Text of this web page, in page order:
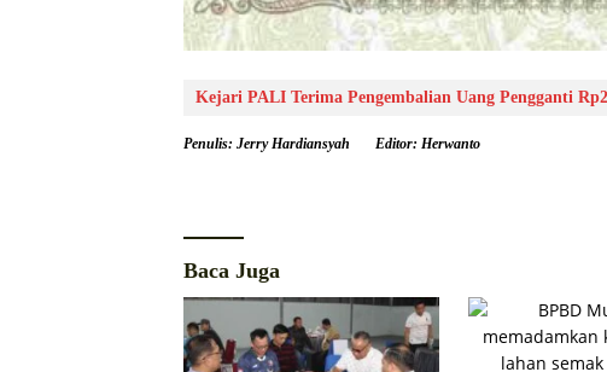
Kejari PALI Terima Pengembalian Uang Pengganti
Penulis: Jerry Hardiansyah Editor: Herwanto
Baca Juga